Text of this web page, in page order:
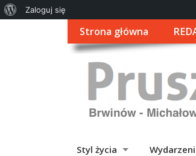
Strona główna
Styl życia
Zaloguj się